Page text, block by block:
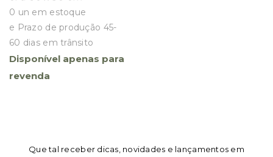
0 un em estoque
e Prazo de produção 45-
60 dias em trânsito
Disponível apenas para
revenda
Que tal receber dicas, novidades e lançamentos em